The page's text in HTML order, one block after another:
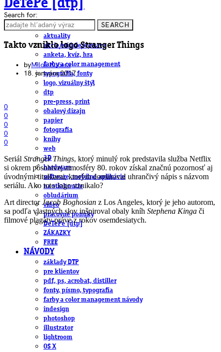
DeTePe [dtp]
ČLÁNKY
aktuality
akcie/súťaže/výstavy
anketa, kvíz, hra
farby a color management
typografia, fonty
logo, vizuálny štýl
dtp
pre-press, print
obalový dizajn
papier
fotografia
knihy
web
3D
hardware
software, mobilné aplikácie
na stiahnutie
obludárium
video
pracovné ponuky
DeTePe [dtp]
ZÁKAZKY
FREE
NÁVODY
základy DTP
pre klientov
pdf, ps, acrobat, distiller
fonty, písmo, typografia
farby a color management návody
indesign
photoshop
illustrator
lightroom
OS X
Search for:
SEARCH
Takto vzniklo logo Stranger Things
byMiloš Kučera
18. januára 2017
0
0
0
0
0
Seriál Stranger Things, ktorý minulý rok predstavila služba Netflix
si okrem pôsobivej atmosféry 80. rokov získal značnú pozornosť aj
úvodnými titulkami, ktorým dominoval uhrančivý nápis s názvom
seriálu. Ako toto logo vznikalo?
Art directorJacob Boghosian z Los Angeles, ktorý je jeho autorom,
sa podľa vlastných slov inšpiroval obaly kníh Stephena Kinga či
filmové plagáty práve z rokov osemdesiatych.